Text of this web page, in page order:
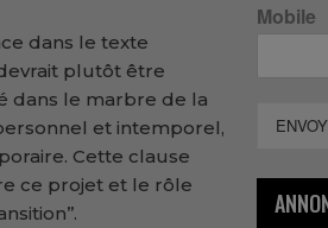
dans le texte
plutôt être
dans le marbre de la
et intemporel,
Cette clause
ce projet et le rôle
Mobile